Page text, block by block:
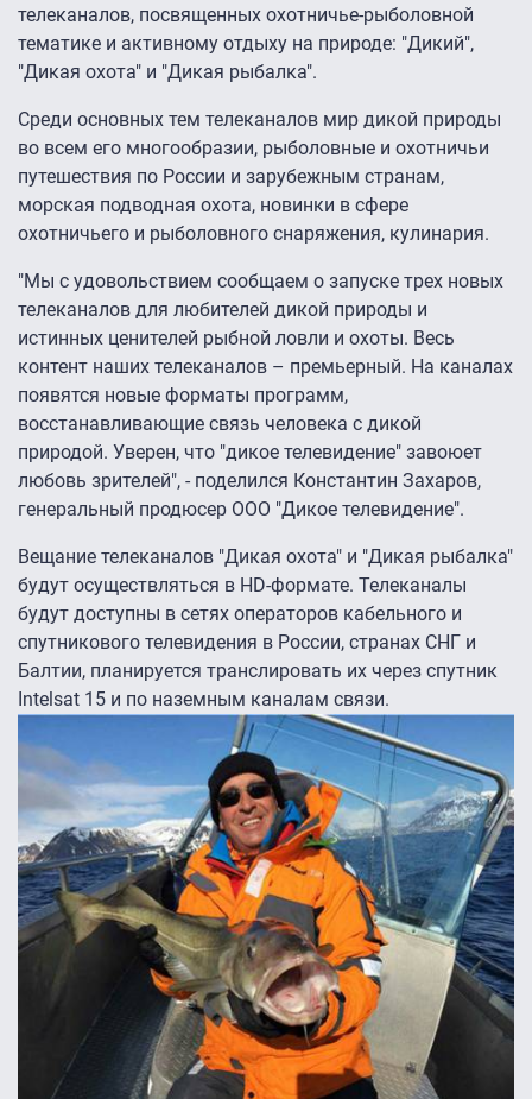
телеканалов, посвященных охотничье-рыболовной
тематике и активному отдыху на природе: "Дикий",
"Дикая охота" и "Дикая рыбалка".
Среди основных тем телеканалов мир дикой природы
во всем его многообразии, рыболовные и охотничьи
путешествия по России и зарубежным странам,
морская подводная охота, новинки в сфере
охотничьего и рыболовного снаряжения, кулинария.
"Мы с удовольствием сообщаем о запуске трех новых
телеканалов для любителей дикой природы и
истинных ценителей рыбной ловли и охоты. Весь
контент наших телеканалов – премьерный. На каналах
появятся новые форматы программ,
восстанавливающие связь человека с дикой
природой. Уверен, что "дикое телевидение" завоюет
любовь зрителей", - поделился Константин Захаров,
генеральный продюсер ООО "Дикое телевидение".
Вещание телеканалов "Дикая охота" и "Дикая рыбалка"
будут осуществляться в HD-формате. Телеканалы
будут доступны в сетях операторов кабельного и
спутникового телевидения в России, странах СНГ и
Балтии, планируется транслировать их через спутник
Intelsat 15 и по наземным каналам связи.